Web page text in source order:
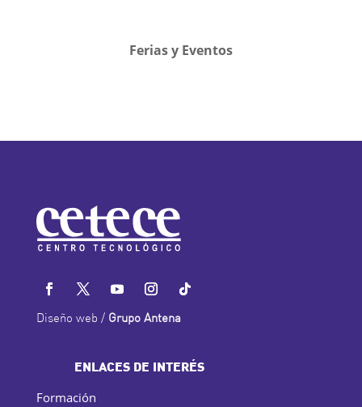
Ferias y Eventos
Diseño web / Grupo Antena
ENLACES DE INTERÉS
Formación